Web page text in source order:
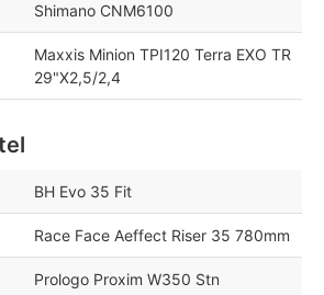
Shimano CNM6100
Maxxis Minion TPI120 Terra EXO TR
29"X2,5/2,4
BH Evo 35 Fit
Race Face Aeffect Riser 35 780mm
Prologo Proxim W350 Stn